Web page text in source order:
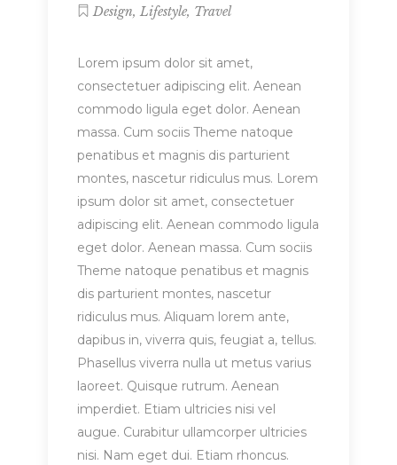
Design, Lifestyle, Travel
Lorem ipsum dolor sit amet,
consectetuer adipiscing elit. Aenean
commodo ligula eget dolor. Aenean
massa. Cum sociis Theme natoque
penatibus et magnis dis parturient
montes, nascetur ridiculus mus. Lorem
ipsum dolor sit amet, consectetuer
adipiscing elit. Aenean commodo ligula
eget dolor. Aenean massa. Cum sociis
Theme natoque penatibus et magnis
dis parturient montes, nascetur
ridiculus mus. Aliquam lorem ante,
dapibus in, viverra quis, feugiat a, tellus.
Phasellus viverra nulla ut metus varius
laoreet. Quisque rutrum. Aenean
imperdiet. Etiam ultricies nisi vel
augue. Curabitur ullamcorper ultricies
nisi. Nam eget dui. Etiam rhoncus.